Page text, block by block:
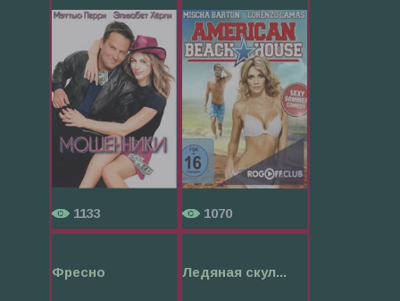
1133 1070
Фресно Ледяная скул...